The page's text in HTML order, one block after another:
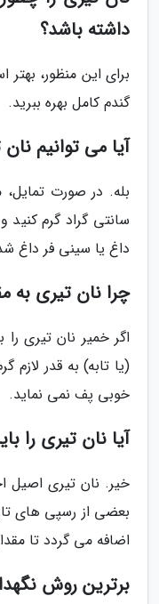
داشته باشد؟
برای این منظور،
گندم کامل بهره ببرید.
آیا می توانیم
سانتی گراد گرم
داغ یا سینی فر داغ
چرا نان تیری به
اگر خمیر نان تیری را
(یا تابه) به قدر لازم
خوبی پف نمی نماید.
آیا نان تیری را
خیر. نان تیری اصیل
بعضی از رسپی های
اضافه می گردد تا
برترین روش